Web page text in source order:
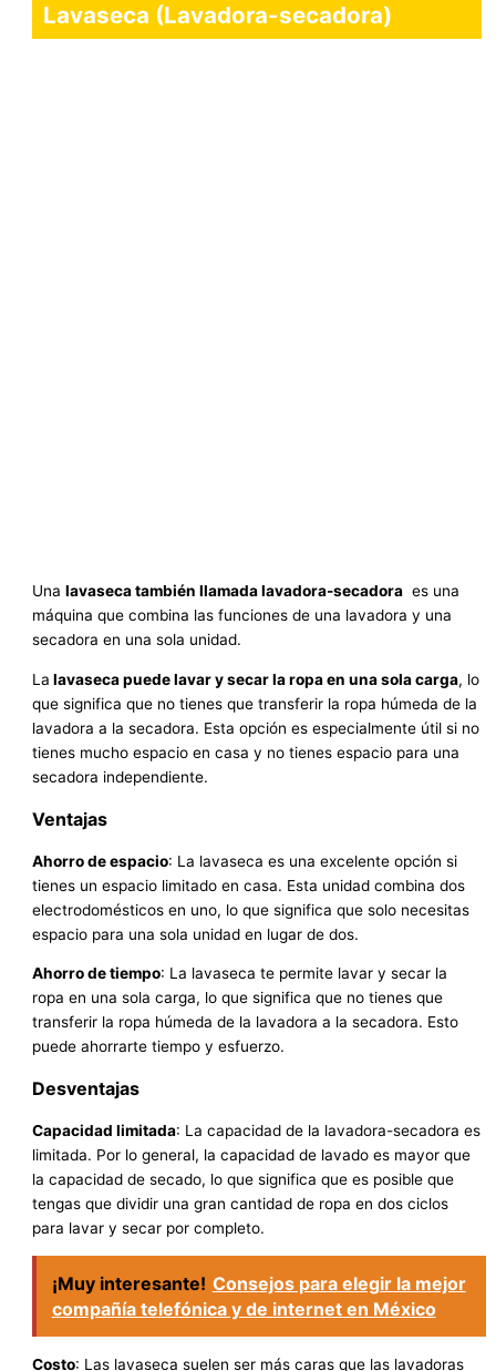
Lavaseca (Lavadora-secadora)
Unalavaseca también llamada lavadora-secadora es una
máquina que combina las funciones de una lavadora y una
secadora en una sola unidad.
La lavaseca puede lavar y secar la ropa en una sola carga, lo
que significa que no tienes que transferir la ropa húmeda de la
lavadora a la secadora. Esta opción es especialmente útil si no
tienes mucho espacio en casa y no tienes espacio para una
secadora independiente.
Ventajas
Ahorro de espacio: La lavaseca es una excelente opción si
tienes un espacio limitado en casa. Esta unidad combina dos
electrodomésticos en uno, lo que significa que solo necesitas
espacio para una sola unidad en lugar de dos.
Ahorro de tiempo: La lavaseca te permite lavar y secar la
ropa en una sola carga, lo que significa que no tienes que
transferir la ropa húmeda de la lavadora a la secadora. Esto
puede ahorrarte tiempo y esfuerzo.
Desventajas
Capacidad limitada: La capacidad de la lavadora-secadora es
limitada. Por lo general, la capacidad de lavado es mayor que
la capacidad de secado, lo que significa que es posible que
tengas que dividir una gran cantidad de ropa en dos ciclos
para lavar y secar por completo.
¡Muy interesante! Consejos para elegir la mejor
compañía telefónica y de internet en México
Costo: Las lavaseca suelen ser más caras que las lavadoras